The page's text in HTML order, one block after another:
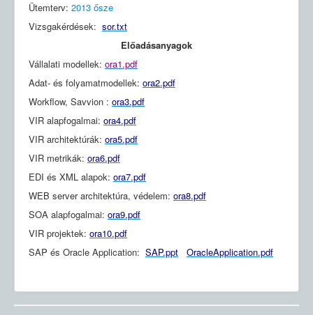
Ütemterv: 2013 ősze
Vizsgakérdések: sor.txt
Előadásanyagok
Vállalati modellek: ora1.pdf
Adat- és folyamatmodellek: ora2.pdf
Workflow, Savvion : ora3.pdf
VIR alapfogalmai: ora4.pdf
VIR architektúrák: ora5.pdf
VIR metrikák: ora6.pdf
EDI és XML alapok: ora7.pdf
WEB server architektúra, védelem: ora8.pdf
SOA alapfogalmai: ora9.pdf
VIR projektek: ora10.pdf
SAP és Oracle Application: SAP.ppt OracleApplication.pdf